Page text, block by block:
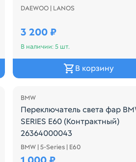
P01116437
Производитель: BOSCH
DAEWOO | LANOS
3 200 ₽
В наличии: 5 шт.
В корзину
ST191 (Контрактный)
BMW
Переключатель света фар
SERIES E60 (Контрактный)
26364000043
Переключатель света фар
BMW | 5-Series | E60